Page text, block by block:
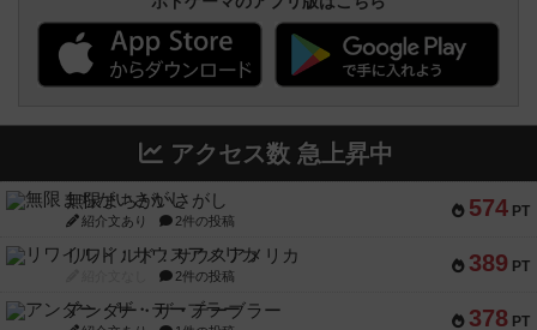
アクセス数 急上昇中
574 PT
無限まちがいさがし
紹介文あり 2件の投稿
389 PT
リワイルド：サウスアメリカ
2件の投稿
378 PT
アンダー・ザ・テーブラー